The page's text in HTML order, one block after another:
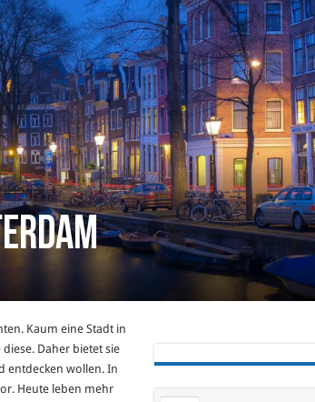
Kaum eine Stadt in
Daher bietet sie
entdecken wollen. In
Heute leben mehr